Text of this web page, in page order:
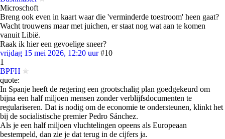
Microschoft
Breng ook even in kaart waar die 'verminderde toestroom' heen gaat?
Wacht trouwens maar met juichen, er staat nog wat aan te komen
vanuit Libië.
Raak ik hier een gevoelige sneer?
vrijdag 15 mei 2026, 12:20 uur #10
1
BPFH
quote:
In Spanje heeft de regering een grootschalig plan goedgekeurd om
bijna een half miljoen mensen zonder verblijfsdocumenten te
regulariseren. Dat is nodig om de economie te ondersteunen, klinkt het
bij de socialistische premier Pedro Sánchez.
Als je een half miljoen vluchtelingen opeens als Europeaan
bestempeld, dan zie je dat terug in de cijfers ja.